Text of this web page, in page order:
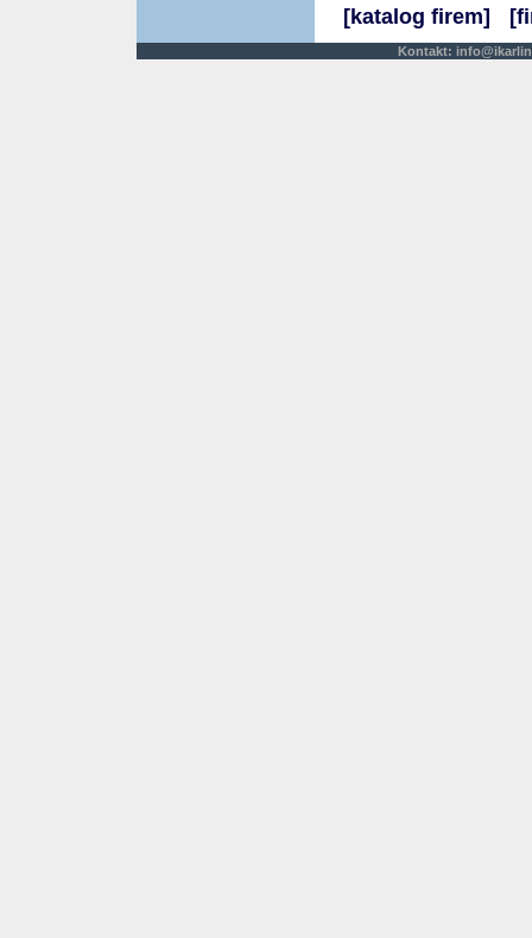
[katalog firem]
Kontakt: